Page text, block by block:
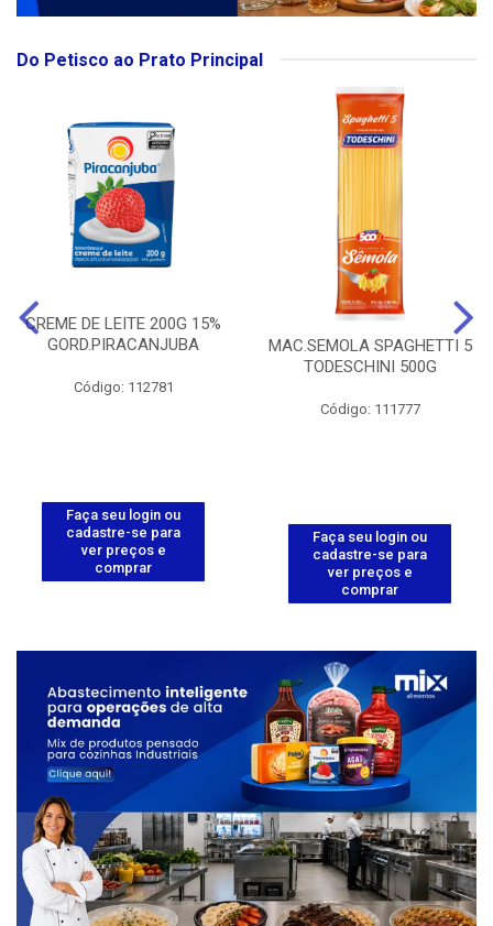
Do Petisco ao Prato Principal
CREME DE LEITE 200G 15%
GORD.PIRACANJUBA
Código: 112781
Faça seu login ou
cadastre-se para
ver preços e
comprar
MAC.SEMOLA SPAGHETTI 5
TODESCHINI 500G
Código: 111777
Faça seu login ou
cadastre-se para
ver preços e
comprar